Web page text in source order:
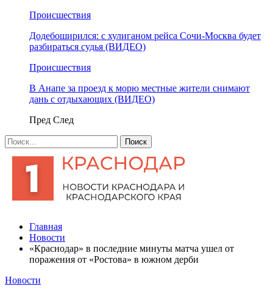
Происшествия
Додебоширился: с хулиганом рейса Сочи-Москва будет
разбираться судья (ВИДЕО)
Происшествия
В Анапе за проезд к морю местные жители снимают
дань с отдыхающих (ВИДЕО)
Пред След
Главная
Новости
«Краснодар» в последние минуты матча ушел от
поражения от «Ростова» в южном дерби
Новости